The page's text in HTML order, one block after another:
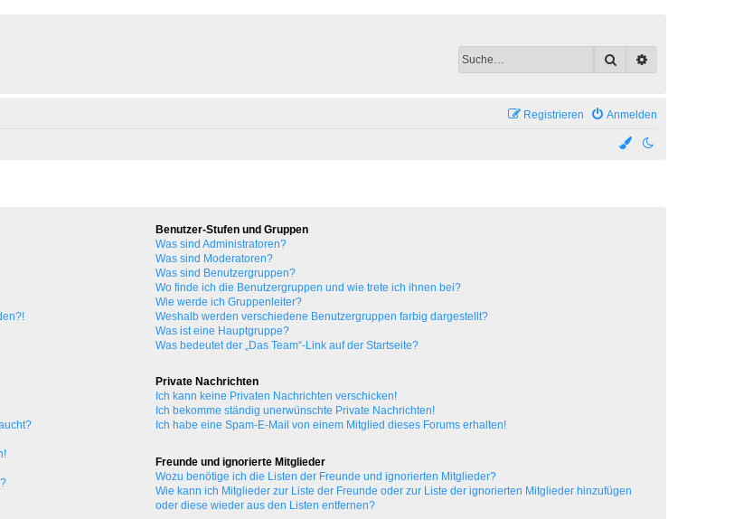
Suche
Anmelden
Registrieren
Benutzer-Stufen und Gruppen
Was sind Administratoren?
Was sind Moderatoren?
Was sind Benutzergruppen?
Wo finde ich die Benutzergruppen und wie trete ich ihnen bei?
Wie werde ich Gruppenleiter?
Weshalb werden verschiedene Benutzergruppen farbig dargestellt?
Was ist eine Hauptgruppe?
Was bedeutet der „Das Team“-Link auf der Startseite?
Private Nachrichten
Ich kann keine Privaten Nachrichten verschicken!
Ich bekomme ständig unerwünschte Private Nachrichten!
Ich habe eine Spam-E-Mail von einem Mitglied dieses Forums erhalten!
Freunde und ignorierte Mitglieder
Wozu benötige ich die Listen der Freunde und ignorierten Mitglieder?
Wie kann ich Mitglieder zur Liste der Freunde oder zur Liste der ignorierten Mitglieder hinzufügen
oder diese wieder aus den Listen entfernen?